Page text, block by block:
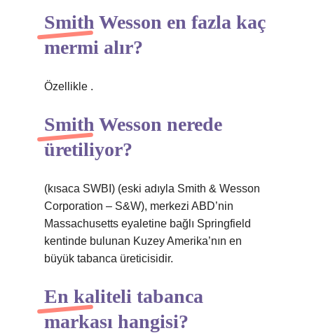
Smith Wesson en fazla kaç
mermi alır?
Özellikle .
Smith Wesson nerede
üretiliyor?
(kısaca SWBI) (eski adıyla Smith & Wesson
Corporation – S&W), merkezi ABD’nin
Massachusetts eyaletine bağlı Springfield
kentinde bulunan Kuzey Amerika’nın en
büyük tabanca üreticisidir.
En kaliteli tabanca
markası hangisi?